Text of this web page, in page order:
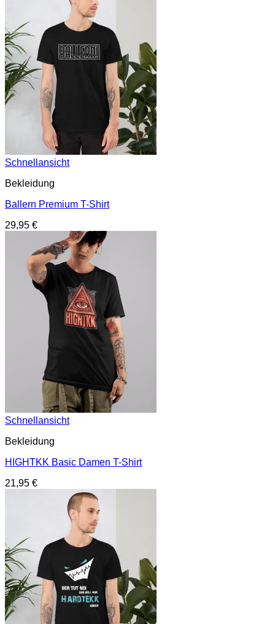
Schnellansicht
Bekleidung
Ballern Premium T-Shirt
29,95 €
Schnellansicht
Bekleidung
HIGHTKK Basic Damen T-Shirt
21,95 €